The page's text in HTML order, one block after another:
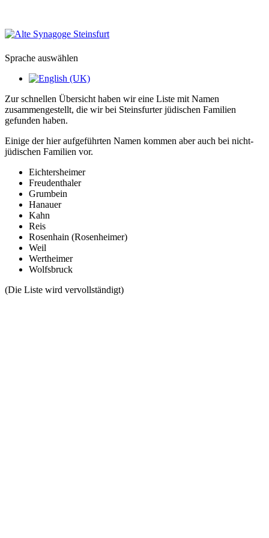
Sprache auswählen
Zur schnellen Übersicht haben wir eine Liste mit Namen
zusammengestellt, die wir bei Steinsfurter jüdischen Familien
gefunden haben.
Einige der hier aufgeführten Namen kommen aber auch bei nicht-
jüdischen Familien vor.
Eichtersheimer
Freudenthaler
Grumbein
Hanauer
Kahn
Reis
Rosenhain (Rosenheimer)
Weil
Wertheimer
Wolfsbruck
(Die Liste wird vervollständigt)